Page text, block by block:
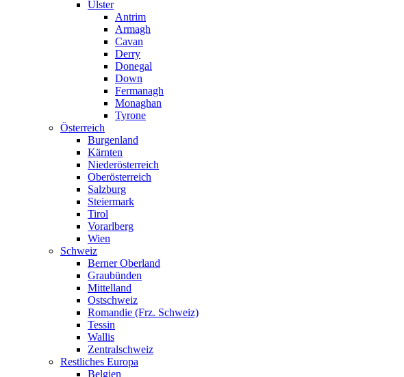
Ulster
Antrim
Armagh
Cavan
Derry
Donegal
Down
Fermanagh
Monaghan
Tyrone
Österreich
Burgenland
Kärnten
Niederösterreich
Oberösterreich
Salzburg
Steiermark
Tirol
Vorarlberg
Wien
Schweiz
Berner Oberland
Graubünden
Mittelland
Ostschweiz
Romandie (Frz. Schweiz)
Tessin
Wallis
Zentralschweiz
Restliches Europa
Belgien